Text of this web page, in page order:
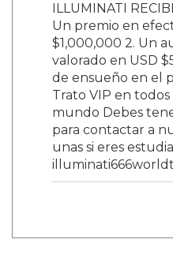
ILLUMINATI
Un premio en
$1,000,000 2. Un
valorado en USD
de ensueño en el
Trato VIP en
mundo Debes
para contactar a
unas si eres